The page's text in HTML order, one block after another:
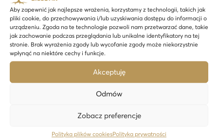
Aby zapewnić jak najlepsze wrażenia, korzystamy z technologii, takich jak
pliki cookie, do przechowywania i/lub uzyskiwania dostępu do informacji o
urządzeniu. Zgoda na te technologie pozwoli nam przetwarzać dane, takie
jak zachowanie podczas przeglądania lub unikalne identyfikatory na tej
stronie. Brak wyrażenia zgody lub wycofanie zgody może niekorzystnie
wpłynąć na niektóre cechy i funkcje.
Akceptuję
Odmów
Zobacz preferencje
Polityka plików cookiesPolityka prywatności
Jak kupićsztabkę złota 100 gw Mennicy
Zielonej?
Zamówienie możesz złożyć przez sklep internetowy, wybierając
dostawę kurierską albo odbiór w jednym z naszych oddziałów.
Na karcie produktu sprawdzisz bieżącą cenę, dostępność i
przewidywany termin realizacji.
czas oczekiwania. Standardowa oferta i wariant dostępny od ręki